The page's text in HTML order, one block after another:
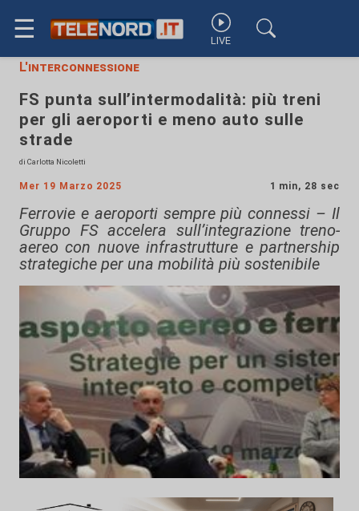
☰ LIVE
L'interconnessione
FS punta sull’intermodalità: più treni
per gli aeroporti e meno auto sulle
strade
di Carlotta Nicoletti
Mer 19 Marzo 2025 1 min, 28 sec
Ferrovie e aeroporti sempre più connessi – Il
Gruppo FS accelera sull’integrazione treno-
aereo con nuove infrastrutture e partnership
strategiche per una mobilità più sostenibile